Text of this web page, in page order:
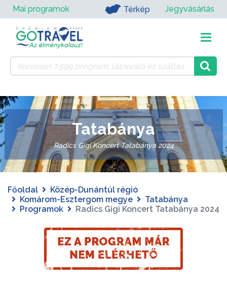
Mai programok Térkép Jegyvásárlás
Tatabánya
Radics Gigi Koncert Tatabánya 2024
Főoldal
Közép-Dunántúl régió
Komárom-Esztergom megye
Tatabánya
Programok
Radics Gigi Koncert Tatabánya 2024